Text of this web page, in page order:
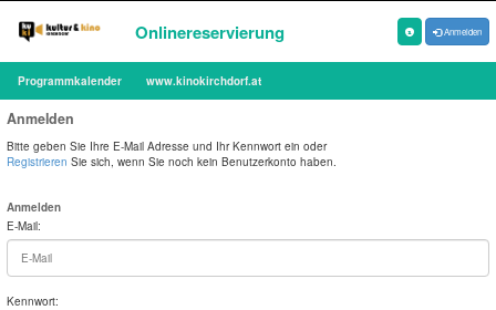
Onlinereservierung Anmelden
Programmkalender www.kinokirchdorf.at
Anmelden
Bitte geben Sie Ihre E-Mail Adresse und Ihr Kennwort ein oder
Registrieren Sie sich, wenn Sie noch kein Benutzerkonto haben.
Anmelden
E-Mail:
Kennwort: